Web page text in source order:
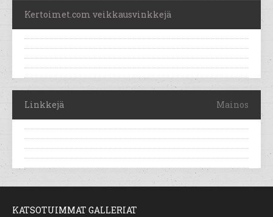
Kertoimet.com veikkausvinkkejä
Linkkejä Mainos
KATSOTUIMMAT GALLERIAT